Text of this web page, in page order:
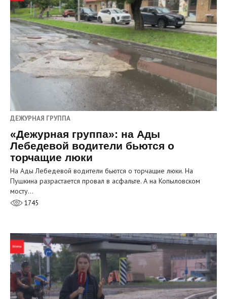
ДЕЖУРНАЯ ГРУППА
«Дежурная группа»: на Ады
Лебедевой водители бьются о
торчащие люки
На Ады Лебедевой водители бьются о торчащие люки. На
Пушкина разрастается провал в асфальте. А на Копыловском
мосту…
1745